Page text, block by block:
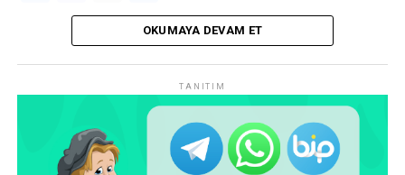
OKUMAYA DEVAM ET
TANITIM